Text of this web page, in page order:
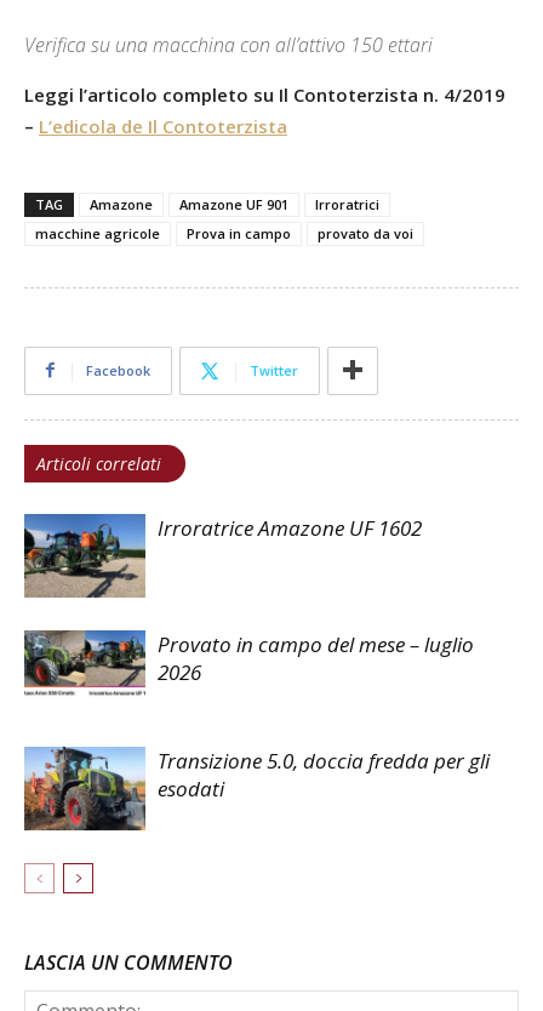
Verifica su una macchina con all’attivo 150 ettari
Leggi l’articolo completo su Il Contoterzista n. 4/2019
– L’edicola de Il Contoterzista
TAG Amazone Amazone UF 901
Irroratrici
macchine agricole
Prova in campo provato da voi
Facebook Twitter
Articoli correlati
Irroratrice Amazone UF 1602
Provato in campo del mese – luglio
2026
Transizione 5.0, doccia fredda per gli
esodati
LASCIA UN COMMENTO